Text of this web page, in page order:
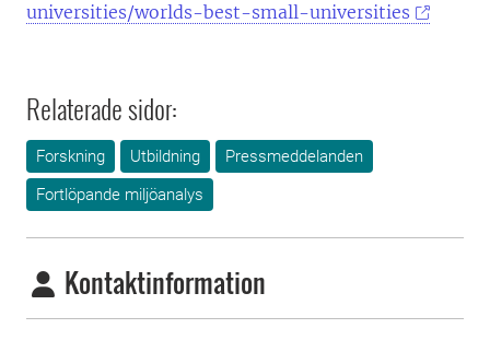
universities/worlds-best-small-universities
Relaterade sidor:
Forskning Utbildning
Pressmeddelanden
Fortlöpande miljöanalys
Kontaktinformation